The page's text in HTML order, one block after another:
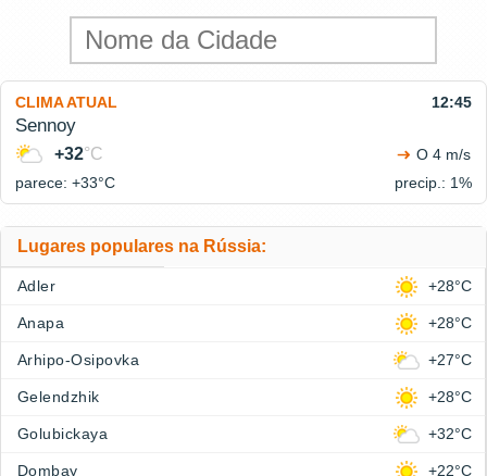
CLIMA ATUAL 12:45
Sennoy
+32°C
O 4 m/s
parece: +33°C precip.: 1%
Lugares populares na Rússia:
Adler +28°C
Anapa +28°C
Arhipo-Osipovka +27°C
Gelendzhik +28°C
Golubickaya +32°C
Dombay +22°C